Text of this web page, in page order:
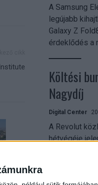
A Samsung
legújabb
Galaxy Z
érdeklődés a
Költési
Nagydíj
Digital Center
A Revolut
hétvégéje
aktivitásban
kiderül,